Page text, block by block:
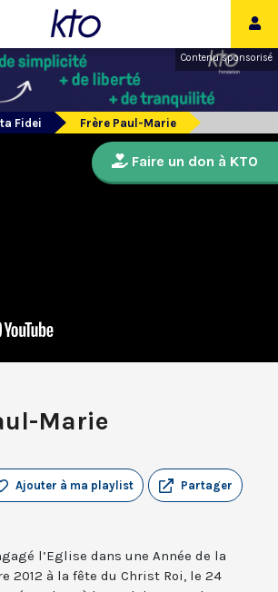
Contenu sponsorisé
Fidei Frère Paul-Marie
Marie
Partager
Ajouter à ma playlist
l’Eglise dans une Année de la
2012 à la fête du Christ Roi, le 24
Faire un don à KTO